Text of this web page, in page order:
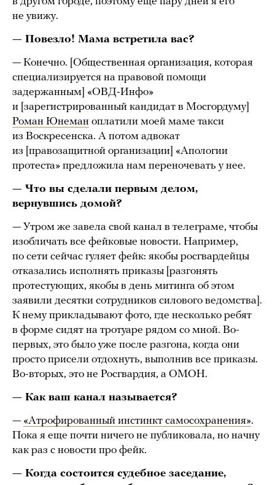
не увижу.
— Повезло! Мама встретила вас?
— Конечно. [Общественная организация, которая
специализируется на правовой помощи
задержанным] «ОВД-Инфо»
и [зарегистрированный кандидат в Мосгордуму]
Роман Юнеман оплатили моей маме такси
из Воскресенска. А потом адвокат
из [правозащитной организации] «Апологии
протеста» предложила нам переночевать у нее.
— Что вы сделали первым делом,
вернувшись домой?
— Утром же завела свой канал в телеграме, чтобы
изобличать все фейковые новости. Например,
по сети сейчас гуляет фейк: якобы росгвардейцы
отказались исполнять приказы [разгонять
протестующих, якобы в день митинга об этом
заявили десятки сотрудников силового ведомства].
К нему прикладывают фото, где несколько ребят
в форме сидят на тротуаре рядом со мной. Во-
первых, это было уже после разгона, когда они
просто присели отдохнуть, выполнив все приказы.
Во-вторых, это не Росгвардия, а ОМОН.
— Как ваш канал называется?
— «Атрофированный инстинкт самосохранения».
Пока я еще почти ничего не публиковала, но начну
как раз с новости про фейк.
— Когда состоится судебное заседание,